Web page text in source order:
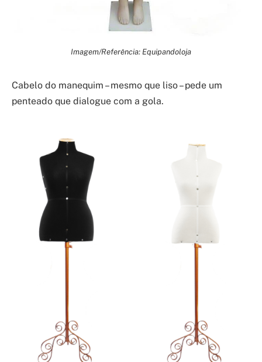
Imagem/Referência: Equipandoloja
Cabelo do manequim – mesmo que liso – pede um
penteado que dialogue com a gola.